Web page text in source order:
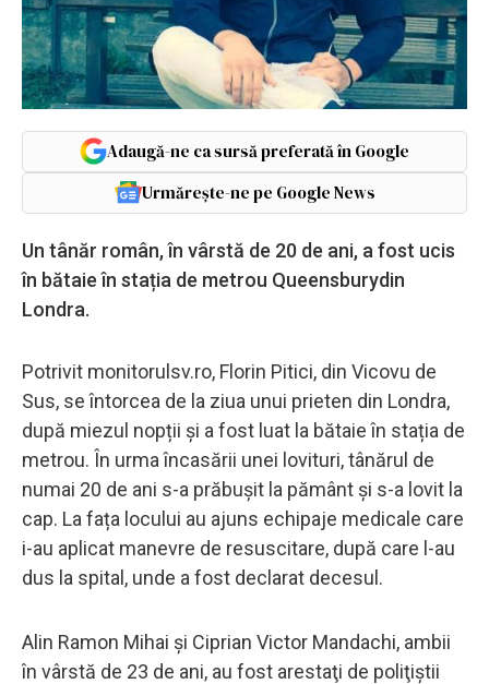
Adaugă-ne ca sursă preferată în Google
Urmărește-ne pe Google News
Un tânăr român, în vârstă de 20 de ani, a fost ucis
în bătaie în stația de metrou Queensburydin
Londra.
Potrivit monitorulsv.ro, Florin Pitici, din Vicovu de
Sus, se întorcea de la ziua unui prieten din Londra,
după miezul nopții și a fost luat la bătaie în stația de
metrou. În urma încasării unei lovituri, tânărul de
numai 20 de ani s-a prăbușit la pământ și s-a lovit la
cap. La fața locului au ajuns echipaje medicale care
i-au aplicat manevre de resuscitare, după care l-au
dus la spital, unde a fost declarat decesul.
Alin Ramon Mihai şi Ciprian Victor Mandachi, ambii
în vârstă de 23 de ani, au fost arestaţi de poliţiştii